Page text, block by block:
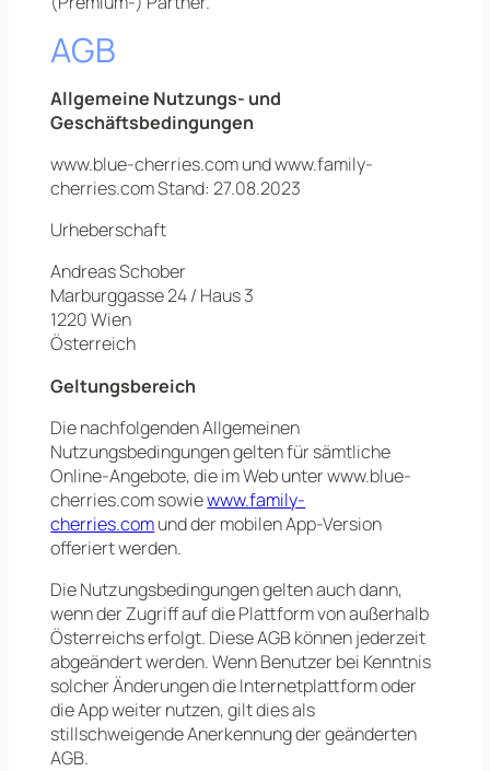
AGB
Allgemeine Nutzungs- und
Geschäftsbedingungen
www.blue-cherries.com und www.family-
cherries.com Stand: 27.08.2023
Urheberschaft
Andreas Schober
Marburggasse 24 / Haus 3
1220 Wien
Österreich
Geltungsbereich
Die nachfolgenden Allgemeinen
Nutzungsbedingungen gelten für sämtliche
Online-Angebote, die im Web unter www.blue-
cherries.com sowiewww.family-
cherries.comund der mobilen App-Version
offeriert werden.
Die Nutzungsbedingungen gelten auch dann,
wenn der Zugriff auf die Plattform von außerhalb
Österreichs erfolgt. Diese AGB können jederzeit
abgeändert werden. Wenn Benutzer bei Kenntnis
solcher Änderungen die Internetplattform oder
die App weiter nutzen, gilt dies als
stillschweigende Anerkennung der geänderten
AGB.